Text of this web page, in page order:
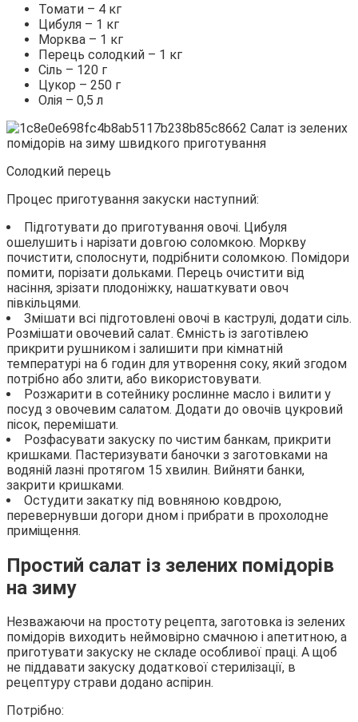
Томати – 4 кг
Цибуля – 1 кг
Морква – 1 кг
Перець солодкий – 1 кг
Сіль – 120 г
Цукор – 250 г
Олія – 0,5 л
Солодкий перець
Процес приготування закуски наступний:
Підготувати до приготування овочі. Цибуля
ошелушить і нарізати довгою соломкою. Моркву
почистити, сполоснути, подрібнити соломкою. Помідори
помити, порізати дольками. Перець очистити від
насіння, зрізати плодоніжку, нашаткувати овоч
півкільцями.
Змішати всі підготовлені овочі в каструлі, додати сіль.
Розмішати овочевий салат. Ємність із заготівлею
прикрити рушником і залишити при кімнатній
температурі на 6 годин для утворення соку, який згодом
потрібно або злити, або використовувати.
Розжарити в сотейнику рослинне масло і вилити у
посуд з овочевим салатом. Додати до овочів цукровий
пісок, перемішати.
Розфасувати закуску по чистим банкам, прикрити
кришками. Пастеризувати баночки з заготовками на
водяній лазні протягом 15 хвилин. Вийняти банки,
закрити кришками.
Остудити закатку під вовняною ковдрою,
перевернувши догори дном і прибрати в прохолодне
приміщення.
Простий салат із зелених помідорів
на зиму
Незважаючи на простоту рецепта, заготовка із зелених
помідорів виходить неймовірно смачною і апетитною, а
приготувати закуску не складе особливої праці. А щоб
не піддавати закуску додаткової стерилізації, в
рецептуру страви додано аспірин.
Потрібно: